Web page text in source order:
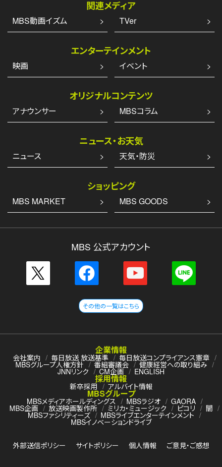
関連メディア
MBS動画イズム TVer
エンターテインメント
映画 イベント
オリジナルコンテンツ
アナウンサー MBSコラム
ニュース・お天気
ニュース 天気・防災
ショッピング
MBS MARKET MBS GOODS
MBS 公式アカウント
その他の一覧はこちら
企業情報
会社案内 毎日放送 放送基準 毎日放送コンプライアンス憲章
MBSグループ人権方針 番組審議会 健康経営への取り組み
JNNリンク CM企画 ENGLISH
採用情報
新卒採用 アルバイト情報
MBSグループ
MBSメディアホールディングス MBSラジオ GAORA
MBS企画 放送映画製作所 ミリカ・ミュージック ピコリ 闇
MBSファシリティーズ MBSライブエンターテインメント
MBSイノベーションドライブ
外部送信ポリシー サイトポリシー 個人情報 ご意見・ご感想